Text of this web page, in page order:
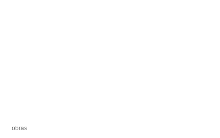
obras
obras